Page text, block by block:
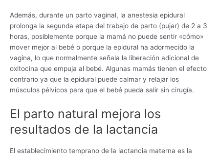
Además, durante un parto vaginal, la anestesia epidural
prolonga la segunda etapa del trabajo de parto (pujar) de 2 a 3
horas, posiblemente porque la mamá no puede sentir «cómo»
mover mejor al bebé o porque la epidural ha adormecido la
vagina, lo que normalmente señala la liberación adicional de
oxitocina que empuja al bebé. Algunas mamás tienen el efecto
contrario ya que la epidural puede calmar y relajar los
músculos pélvicos para que el bebé pueda salir sin cirugía.
El parto natural mejora los
resultados de la lactancia
El establecimiento temprano de la lactancia materna es la